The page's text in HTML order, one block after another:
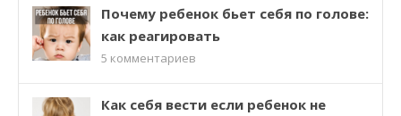
Почему ребенок бьет себя по голове:
как реагировать
5 комментариев
Как себя вести если ребенок не